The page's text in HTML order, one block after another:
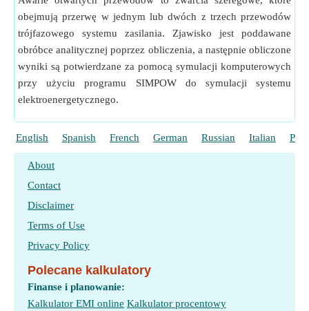
obejmują przerwę w jednym lub dwóch z trzech przewodów
trójfazowego systemu zasilania. Zjawisko jest poddawane
obróbce analitycznej poprzez obliczenia, a następnie obliczone
wyniki są potwierdzane za pomocą symulacji komputerowych
przy użyciu programu SIMPOW do symulacji systemu
elektroenergetycznego.
English Spanish French German Russian Italian
About
Contact
Disclaimer
Terms of Use
Privacy Policy
Polecane kalkulatory
Finanse i planowanie:
Kalkulator EMI online Kalkulator procentowy